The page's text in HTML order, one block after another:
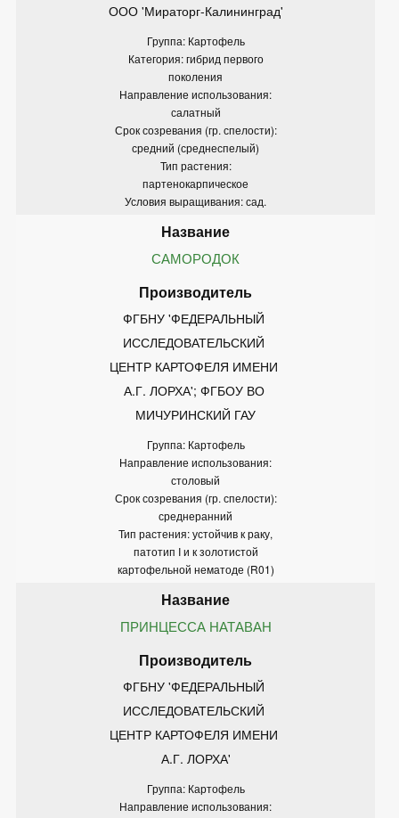
ООО 'Мираторг-Калининград'
Группа: Картофель
Категория: гибрид первого
поколения
Направление использования:
салатный
Срок созревания (гр. спелости):
средний (среднеспелый)
Тип растения:
партенокарпическое
Условия выращивания: сад.
САМОРОДОК
ФГБНУ 'ФЕДЕРАЛЬНЫЙ
ИССЛЕДОВАТЕЛЬСКИЙ
ЦЕНТР КАРТОФЕЛЯ ИМЕНИ
А.Г. ЛОРХА'; ФГБОУ ВО
МИЧУРИНСКИЙ ГАУ
Группа: Картофель
Направление использования:
столовый
Срок созревания (гр. спелости):
среднеранний
Тип растения: устойчив к раку,
патотип I и к золотистой
картофельной нематоде (R01)
ПРИНЦЕССА НАТАВАН
ФГБНУ 'ФЕДЕРАЛЬНЫЙ
ИССЛЕДОВАТЕЛЬСКИЙ
ЦЕНТР КАРТОФЕЛЯ ИМЕНИ
А.Г. ЛОРХА'
Группа: Картофель
Направление использования: